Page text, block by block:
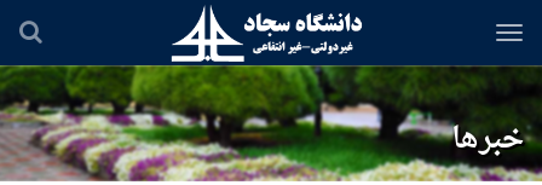
رفتن
محتوای
اصلی
خبرها